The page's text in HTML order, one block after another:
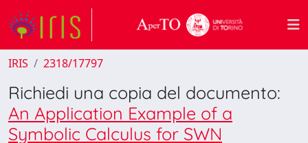
IRIS 2318/17797
Richiedi una copia del documento:
An Application Example of a
Symbolic Calculus for SWN